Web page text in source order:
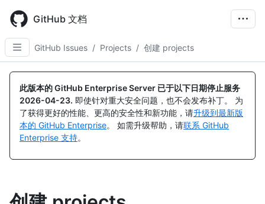
main
content
GitHub 文档
GitHub Issues / Projects / 创建 projects
此版本的 GitHub Enterprise Server 已于以下日期停止服务
2026-04-23. 即使针对重大安全问题，也不会发布补丁。 为
了获得更好的性能、更高的安全性和新功能，请升级到最新版
本的 GitHub Enterprise。 如需升级帮助，请联系 GitHub
Enterprise 支持。